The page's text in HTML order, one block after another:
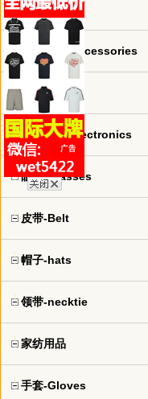
手表-watch
珠宝饰品-Accessories
包包-bags
电子产品-Electronics
眼镜-Glasses
皮带-Belt
帽子-hats
领带-necktie
家纺用品
手套-Gloves